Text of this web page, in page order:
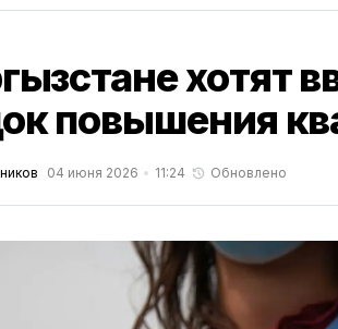
хотят
повышения
04 июня 2026 11:24 Обновлено